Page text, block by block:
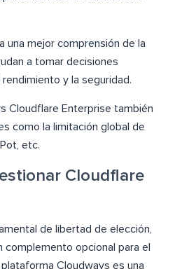
una mejor comprensión de la
a tomar decisiones
y la seguridad.
Cloudflare Enterprise también
como la limitación global de
etc.
Cloudflare
de libertad de elección,
opcional para el
Cloudways es una